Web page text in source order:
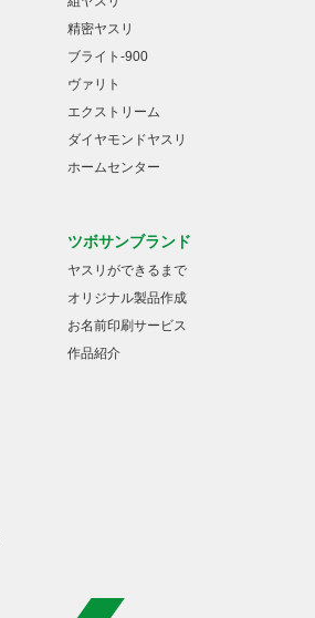
精密ヤスリ
ブライト-900
ヴァリト
エクストリーム
ダイヤモンドヤスリ
ホームセンター
ツボサンブランド
ヤスリができるまで
オリジナル製品作成
お名前印刷サービス
作品紹介